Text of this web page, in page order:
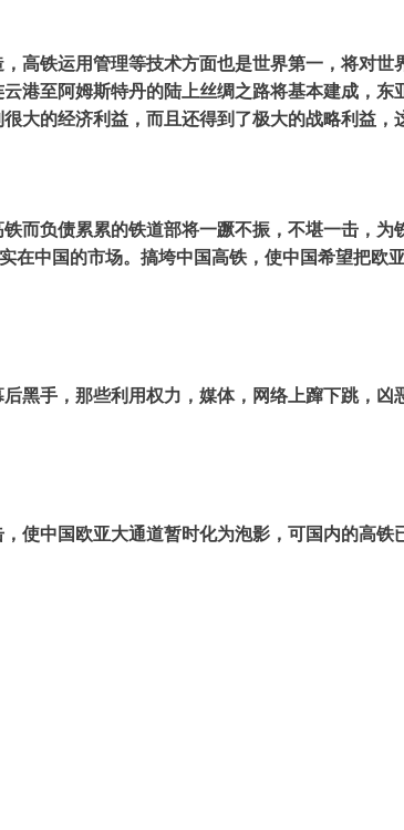
高铁运用管理等技术方面也是世界第一，将对世
港至阿姆斯特丹的陆上丝绸之路将基本建成，东
的经济利益，而且还得到了极大的战略利益，
而负债累累的铁道部将一蹶不振，不堪一击，为
中国的市场。搞垮中国高铁，使中国希望把欧
黑手，那些利用权力，媒体，网络上蹿下跳，凶
使中国欧亚大通道暂时化为泡影，可国内的高铁